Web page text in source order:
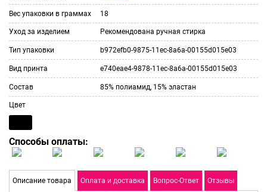
Вес упаковки в граммах 18
Уход за изделием Рекомендована ручная стирка
Тип упаковки b972efb0-9875-11ec-8a6a-00155d015e03
Вид принта e740eae4-9878-11ec-8a6a-00155d015e03
Состав 85% полиамид, 15% эластан
Цвет
Способы оплаты:
Описание товара Оплата и доставка Вопрос-Ответ Отзывы